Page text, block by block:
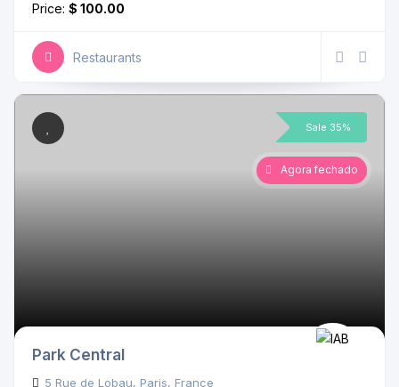
Price: $ 100.00
Restaurants
Sale 35%
Agora fechado
Park Central
5 Rue de Lobau, Paris, France